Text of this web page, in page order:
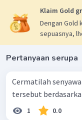
Klaim Gold
Dengan Gold
sepuasnya,
Pertanyaan serupa
Cermatilah senyawa berikut!
tersebut
1 0.0